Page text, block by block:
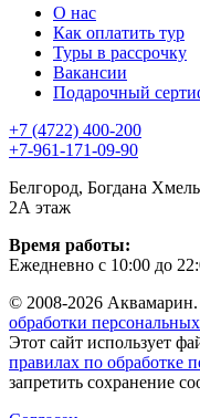
О нас
Как оплатить тур
Туры в рассрочку
Вакансии
Подарочный
+7 (4722) 400-200
+7-961-171-09-90
Белгород, Богдана
2А этаж
Время работы:
Ежедневно с 10:00 до
© 2008-2026
обработки
Этот сайт использует
правилах по обработке
запретить сохранение